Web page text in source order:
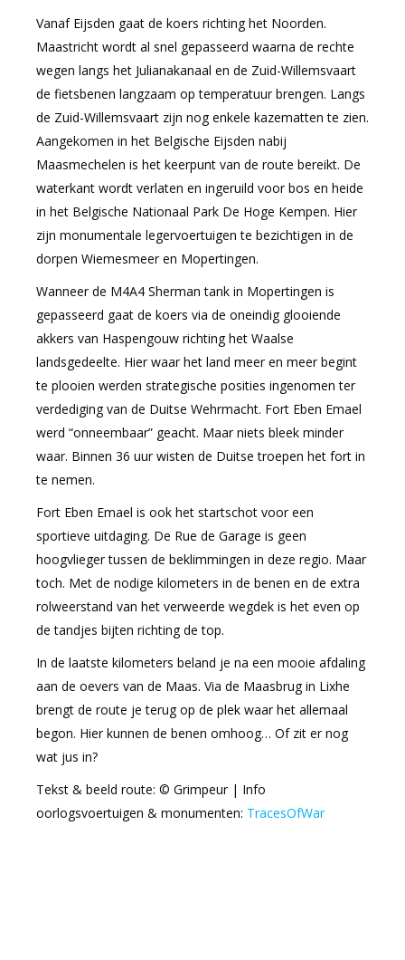
Vanaf Eijsden gaat de koers richting het Noorden.
Maastricht wordt al snel gepasseerd waarna de rechte
wegen langs het Julianakanaal en de Zuid-Willemsvaart
de fietsbenen langzaam op temperatuur brengen. Langs
de Zuid-Willemsvaart zijn nog enkele kazematten te zien.
Aangekomen in het Belgische Eijsden nabij
Maasmechelen is het keerpunt van de route bereikt. De
waterkant wordt verlaten en ingeruild voor bos en heide
in het Belgische Nationaal Park De Hoge Kempen. Hier
zijn monumentale legervoertuigen te bezichtigen in de
dorpen Wiemesmeer en Mopertingen.
Wanneer de M4A4 Sherman tank in Mopertingen is
gepasseerd gaat de koers via de oneindig glooiende
akkers van Haspengouw richting het Waalse
landsgedeelte. Hier waar het land meer en meer begint
te plooien werden strategische posities ingenomen ter
verdediging van de Duitse Wehrmacht. Fort Eben Emael
werd “onneembaar” geacht. Maar niets bleek minder
waar. Binnen 36 uur wisten de Duitse troepen het fort in
te nemen.
Fort Eben Emael is ook het startschot voor een
sportieve uitdaging. De Rue de Garage is geen
hoogvlieger tussen de beklimmingen in deze regio. Maar
toch. Met de nodige kilometers in de benen en de extra
rolweerstand van het verweerde wegdek is het even op
de tandjes bijten richting de top.
In de laatste kilometers beland je na een mooie afdaling
aan de oevers van de Maas. Via de Maasbrug in Lixhe
brengt de route je terug op de plek waar het allemaal
begon. Hier kunnen de benen omhoog… Of zit er nog
wat jus in?
Tekst & beeld route: © Grimpeur | Info
oorlogsvoertuigen & monumenten: TracesOfWar